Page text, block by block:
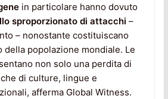
in particolare hanno dovuto
sproporzionato di attacchi –
– nonostante costituiscano
della popolazione mondiale. Le
non solo una perdita di
di culture, lingue e
afferma Global Witness.